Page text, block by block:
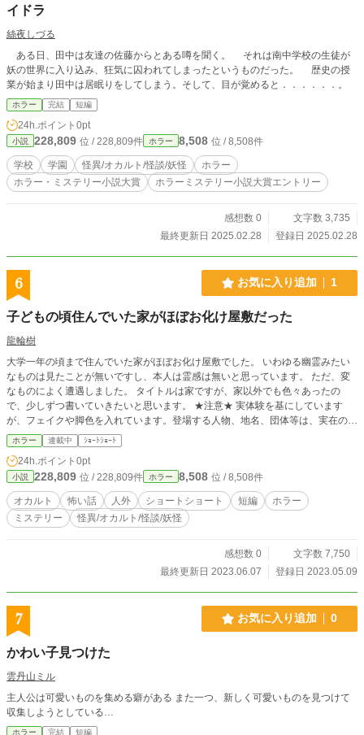
イドラ
絲夜しづる
ある日、田中は友達の佐藤からとある噂を聞く。 それは南中学校の生徒が
妖の世界に入り込み、狂気に囚われてしまったというものだった。 歴史の授
業が始まり田中は居眠りをしてしまう。そして、目が覚めると．．．．．．。
ホラー 完結 短編
24h.ポイント 0pt
小説 228,809 位 / 228,809件 ホラー 8,508 位 / 8,508件
学校 学園 怪異/オカルト/怪談/妖怪
ホラー
ホラー・ミステリー小説大賞
ホラーミステリー小説大賞エントリー
感想数 0
文字数 3,735
最終更新日 2025.02.28
登録日 2025.02.28
6 お気に入り追加 1
子どもの頃住んでいた家がほぼお化け屋敷だった
龍輪樹
大学一年の頃まで住んでいた家がほぼお化け屋敷でした。 いわゆる幽霊みたい
なものは見たことが無いですし、本人は霊感は無いと思っています。 ただ、変
なものによく遭遇しました。 タイトルは家ですが、家以外でも色々あったの
で、少しずつ書いていきたいと思います。 ★注意★ 実体験を基にしています
が、フェイクや脚色を入れています。登場する人物、地名、団体等は、実在のも
のとは一切関係ありません。 あくまでフィクションとしてお楽しみください。
ホラー 連載中 ｼｮｰﾄｼｮｰﾄ
24h.ポイント 0pt
小説 228,809 位 / 228,809件 ホラー 8,508 位 / 8,508件
オカルト 怖い話 人外 ショートショート 短編
ホラー
ミステリー
怪異/オカルト/怪談/妖怪
感想数 0
文字数 7,750
最終更新日 2023.06.07
登録日 2023.05.09
7 お気に入り追加 0
かわい子見つけた
雲丹山ミル
主人公は可愛いものを集める癖がある また一つ、新しく可愛いものを見つけて
収集しようとしている…
ホラー 完結 短編